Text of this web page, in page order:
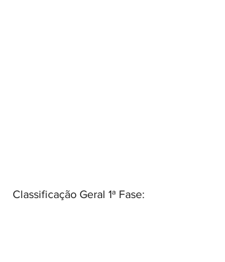
Classificação Geral 1ª Fase: